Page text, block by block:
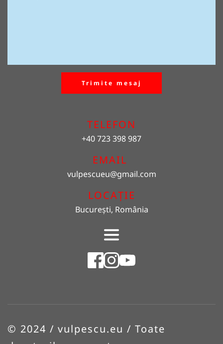
Trimite mesaj
TELEFON
+40 723 398 987
EMAIL
vulpescueu@gmail.com
LOCAȚIE
București, România
© 2024 / vulpescu.eu / Toate